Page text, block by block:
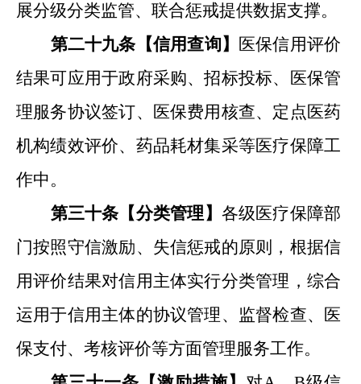
展分级分类监管、联合惩戒提供数据支撑。
第二十九条【信用查询】 医保信用评价
结果可应用于政府采购、招标投标、医保管
理服务协议签订、医保费用核查、定点医药
机构绩效评价、药品耗材集采等医疗保障工
作中。
第三十条【分类管理】 各级医疗保障部
门按照守信激励、失信惩戒的原则，根据信
用评价结果对信用主体实行分类管理，综合
运用于信用主体的协议管理、 监督检查、医
保支付、考核评价等方面管理服务工作。